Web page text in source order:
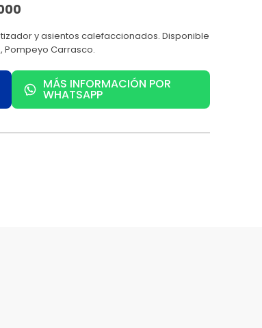
y asientos calefaccionados. Disponible
Pompeyo Carrasco.
MÁS INFORMACIÓN POR
WHATSAPP